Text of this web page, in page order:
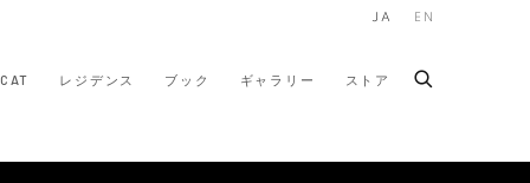
CAT レジデンス ブック ギャラリー ストア
JA EN